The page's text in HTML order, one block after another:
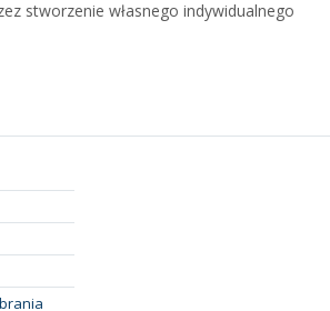
stworzenie własnego indywidualnego